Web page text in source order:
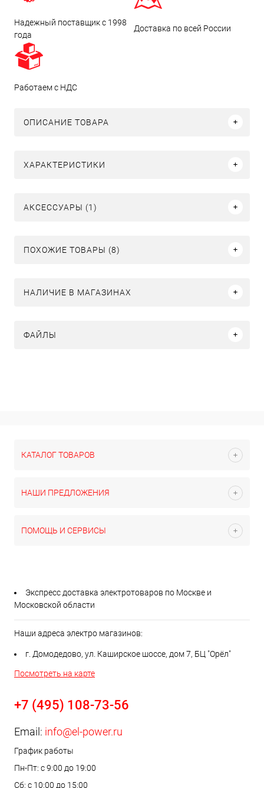
Надежный поставщик с 1998
года
Доставка по всей России
Работаем с НДС
ОПИСАНИЕ ТОВАРА
ХАРАКТЕРИСТИКИ
АКСЕССУАРЫ (1)
ПОХОЖИЕ ТОВАРЫ (8)
НАЛИЧИЕ В МАГАЗИНАХ
ФАЙЛЫ
КАТАЛОГ ТОВАРОВ
НАШИ ПРЕДЛОЖЕНИЯ
ПОМОЩЬ И СЕРВИСЫ
Экспресс доставка электротоваров по Москве и
Московской области
Наши адреса электро магазинов:
г. Домодедово, ул. Каширское шоссе, дом 7, БЦ "Орёл"
Посмотреть на карте
+7 (495) 108-73-56
Email: info@el-power.ru
График работы
Пн-Пт: с 9:00 до 19:00
Сб: с 10:00 до 15:00